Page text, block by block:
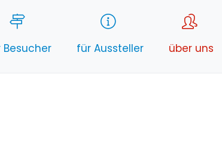
Besucher für Aussteller über uns